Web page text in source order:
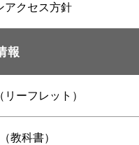
アクセス方針
報
ーフレット）
教科書）